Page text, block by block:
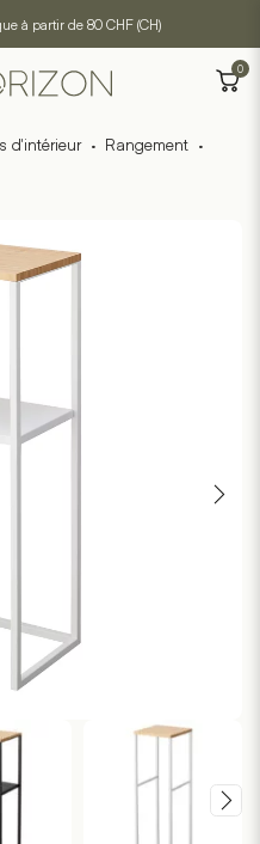
à partir de 80 CHF (CH)
0
d'intérieur · Rangement ·
18 ans, cliquez sur le lien suivant